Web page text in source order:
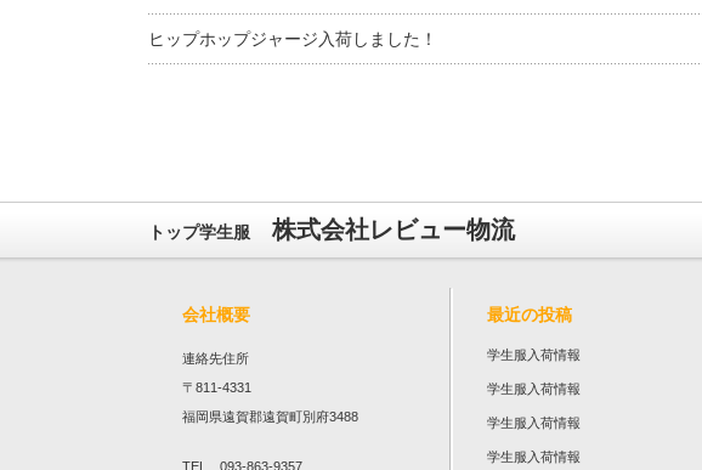
ヒップホップジャージ入荷しました！
トップ学生服 株式会社レビュー物流
会社概要
連絡先住所
〒811-4331
福岡県遠賀郡遠賀町別府3488
TEL 093-863-9357
最近の投稿
学生服入荷情報
学生服入荷情報
学生服入荷情報
学生服入荷情報